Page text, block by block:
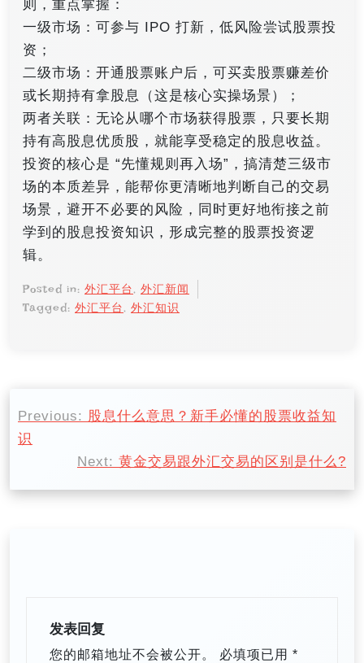
则，重点掌握：
一级市场：可参与 IPO 打新，低风险尝试股票投
资；
二级市场：开通股票账户后，可买卖股票赚差价
或长期持有拿股息（这是核心实操场景）；
两者关联：无论从哪个市场获得股票，只要长期
持有高股息优质股，就能享受稳定的股息收益。
投资的核心是 “先懂规则再入场”，搞清楚三级市
场的本质差异，能帮你更清晰地判断自己的交易
场景，避开不必要的风险，同时更好地衔接之前
学到的股息投资知识，形成完整的股票投资逻
辑。
Posted in: 外汇平台, 外汇新闻
Tagged: 外汇平台, 外汇知识
章
导
Previous: 股息什么意思？新手必懂的股票收益知
识
Next: 黄金交易跟外汇交易的区别是什么?
发表回复
您的邮箱地址不会被公开。 必填项已用 *